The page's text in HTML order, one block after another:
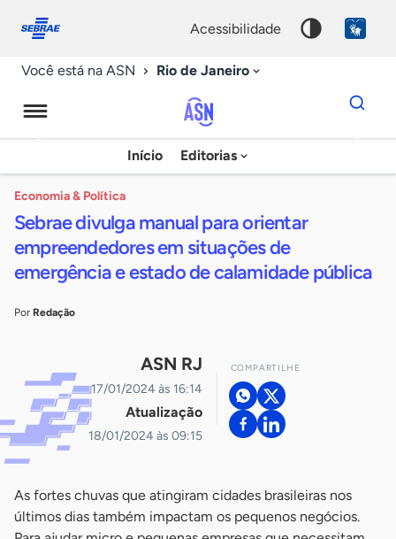
conosco
acessibilidade
Você está na ASN Rio de Janeiro
Agência
Sebrae
Notícias
Início Editorias
Dados
para
chave
Economia & Política
Sebrae divulga manual para orientar
empreendedores em situações de
emergência e estado de calamidade pública
Por Redação
ASN RJ
17/01/2024 às 16:14
Atualização
18/01/2024 às 09:15
COMPARTILHE
As fortes chuvas que atingiram cidades brasileiras nos
últimos dias também impactam os pequenos negócios.